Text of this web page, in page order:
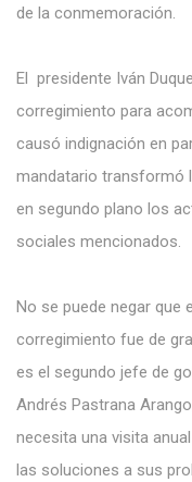
de la conmemoración.
El presidente Iván
corregimiento para
causó indignación en
mandatario transformó
en segundo plano los
sociales mencionados.
No se puede negar que
corregimiento fue de
es el segundo jefe de
Andrés Pastrana
necesita una visita
las soluciones a sus